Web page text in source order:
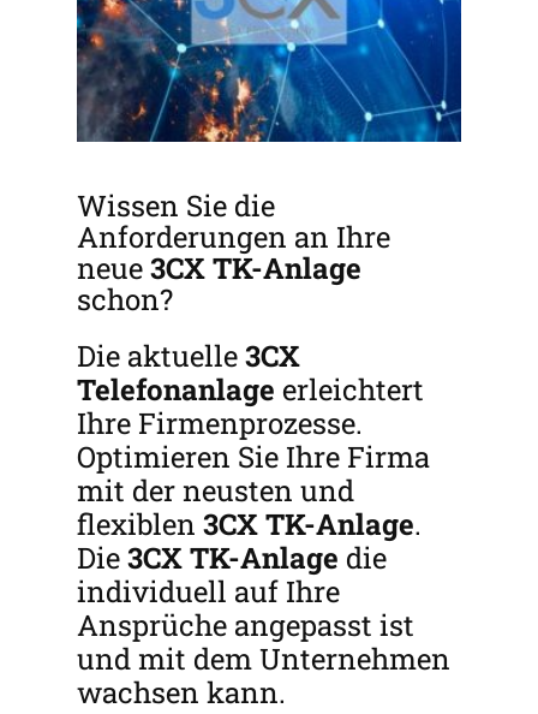
Wissen Sie die
Anforderungen an Ihre
neue3CXTK-Anlage
schon?
Die aktuelle3CX
Telefonanlage erleichtert
Ihre Firmenprozesse.
Optimieren Sie Ihre Firma
mit der neusten und
flexiblen 3CXTK-Anlage.
Die3CXTK-Anlage die
individuell auf Ihre
Ansprüche angepasst ist
und mit dem Unternehmen
wachsen kann.